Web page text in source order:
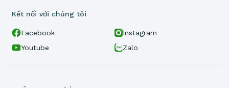
Kết nối với chúng tôi
Facebook
Instagram
Youtube
Zalo